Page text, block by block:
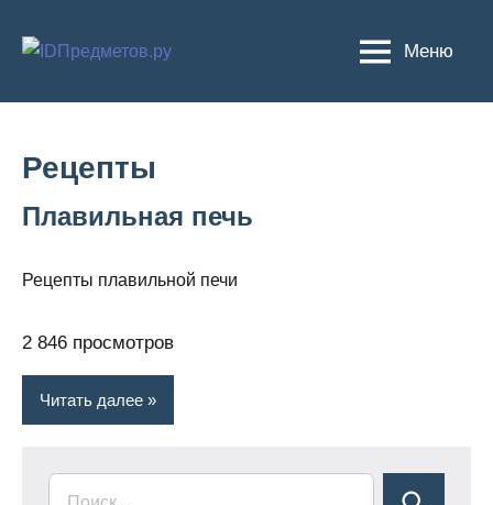
Меню
Рецепты
Плавильная печь
Рецепты плавильной печи
2 846 просмотров
Читать далее